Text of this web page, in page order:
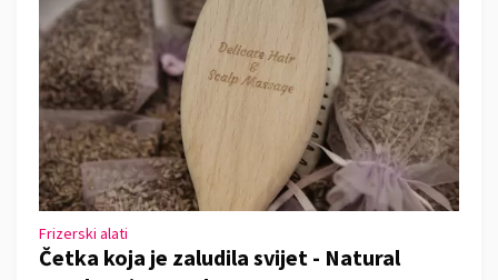
Frizerski alati
Četka koja je zaludila svijet - Natural